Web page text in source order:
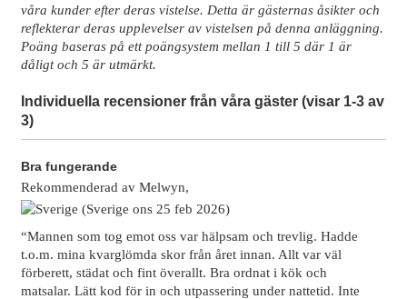
våra kunder efter deras vistelse. Detta är gästernas åsikter och
reflekterar deras upplevelser av vistelsen på denna anläggning.
Poäng baseras på ett poängsystem mellan 1 till 5 där 1 är
dåligt och 5 är utmärkt.
Individuella recensioner från våra gäster (visar 1-3 av
3)
Bra fungerande
Rekommenderad av Melwyn,
(Sverige ons 25 feb 2026)
“Mannen som tog emot oss var hälpsam och trevlig. Hadde
t.o.m. mina kvarglömda skor från året innan. Allt var väl
förberett, städat och fint överallt. Bra ordnat i kök och
matsalar. Lätt kod för in och utpassering under nattetid. Inte